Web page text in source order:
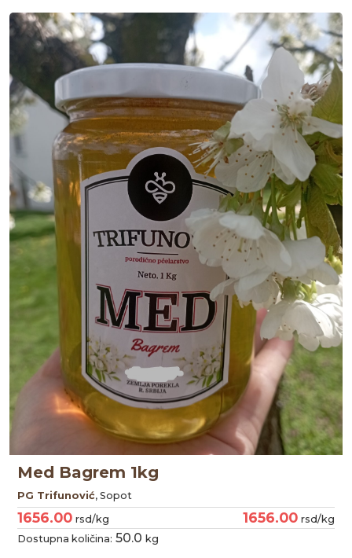
Med Bagrem 1kg
PG Trifunović, Sopot
1656.00 rsd/kg 1656.00 rsd/kg
Dostupna količina: 50.0 kg